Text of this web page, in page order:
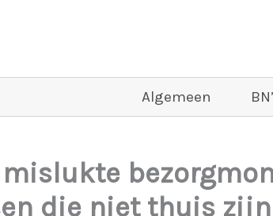
Algemeen
die niet thuis